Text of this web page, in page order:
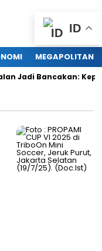
MEGAPOLITAN
Jadi Bancakan:
ID